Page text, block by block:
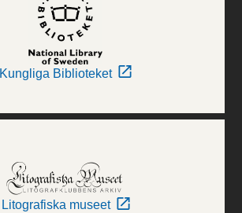
Kungliga Biblioteket
Litografiska museet